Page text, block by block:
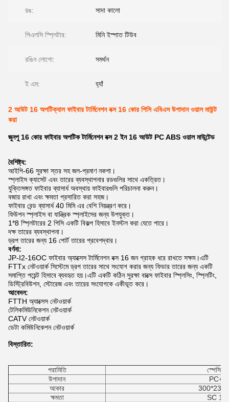
রঙ: সাদা কালো
পিএলসি স্প্লিটার: মিনি ইস্পাত টিউব
রঙিন লোগো: সমর্থন
ই এম: হ্যাঁ
2 আউট 16 অপটিক্যাল ফাইবার টার্মিনেশন বক্স 16 কোর পিসি এবিএস উপাদান ওয়াল মাউন্ট
করা
জুনপু 16 কোর ফাইবার অপটিক টার্মিনেশন বক্স 2 ইন 16 আউট PC ABS ওয়াল মাউন্টেড
বৈশিষ্ট্য:
আইপি-66 সুরক্ষা স্তর সহ জল-প্রমাণ নকশা।
স্প্লাইস ক্যাসেট এবং তারের ব্যবস্থাপনার রডগুলির সাথে একত্রিত।
যুক্তিসঙ্গত ফাইবার ব্যাসার্ধ অবস্থায় ফাইবারগুলি পরিচালনা করুন।
বজায় রাখা এবং ক্ষমতা প্রসারিত করা সহজ।
ফাইবার বেন্ড ব্যাসার্ধ 40 মিমি এর বেশি নিয়ন্ত্রণ করে।
ফিউশন স্প্লাইস বা যান্ত্রিক স্প্লাইসের জন্য উপযুক্ত।
1*8 স্প্লিটারের 2 পিসি একটি বিকল্প হিসাবে ইনস্টল করা যেতে পারে।
দক্ষ তারের ব্যবস্থাপনা।
ড্রপ তারের জন্য 16 পোর্ট তারের প্রবেশদ্বার।
বর্ণনা:
JP-I2-16OC ফাইবার অ্যাক্সেস টার্মিনেশন বক্স 16 জন গ্রাহক ধরে রাখতে সক্ষম।এটি
FTTx নেটওয়ার্ক সিস্টেমে ড্রপ তারের সাথে সংযোগ করার জন্য ফিডার তারের জন্য একটি
সমাপ্তি পয়েন্ট হিসাবে ব্যবহৃত হয়।এটি একটি কঠিন সুরক্ষা বাক্সে ফাইবার স্প্লিসিং, স্প্লিটিং,
ডিস্ট্রিবিউশন, স্টোরেজ এবং তারের সংযোগকে একীভূত করে।
আবেদন:
FTTH অ্যাক্সেস নেটওয়ার্ক
টেলিকমিউনিকেশন নেটওয়ার্ক
CATV নেটওয়ার্ক
ডেটা কমিউনিকেশন নেটওয়ার্ক
বিস্তারিত:
পরামিতি
উপাদান
আকার
ক্ষমতা
SC 16